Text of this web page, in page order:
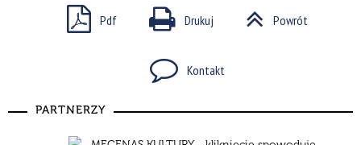
Pdf Drukuj Powrót
Kontakt